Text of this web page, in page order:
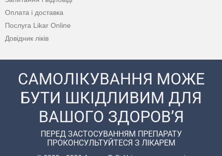
Оплата і доставка
Послуга Likar Online
Довідник ліків
САМОЛІКУВАННЯ МОЖЕ
БУТИ ШКІДЛИВИМ ДЛЯ
ВАШОГО ЗДОРОВ’Я
ПЕРЕД ЗАСТОСУВАННЯМ ПРЕПАРАТУ
ПРОКОНСУЛЬТУЙТЕСЯ З ЛІКАРЕМ